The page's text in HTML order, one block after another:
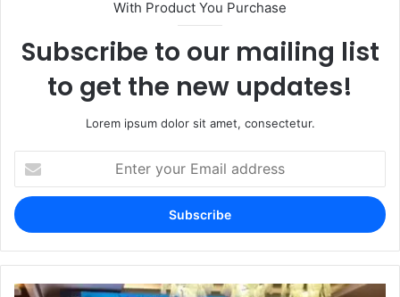
With Product You Purchase
Subscribe to our mailing list
to get the new updates!
Lorem ipsum dolor sit amet, consectetur.